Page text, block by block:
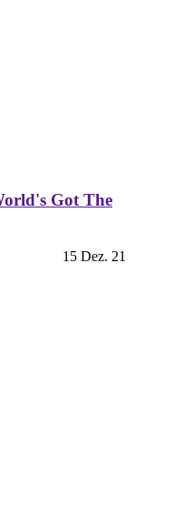
Got The
15 Dez. 21